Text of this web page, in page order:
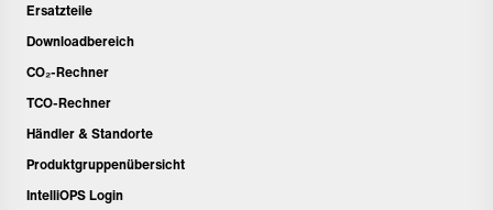
Ersatzteile
Downloadbereich
CO₂-Rechner
TCO-Rechner
Händler & Standorte
Produktgruppenübersicht
IntelliOPS Login